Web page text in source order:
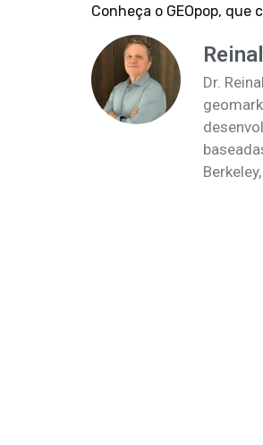
Conheça o GEOpop,
Dr.